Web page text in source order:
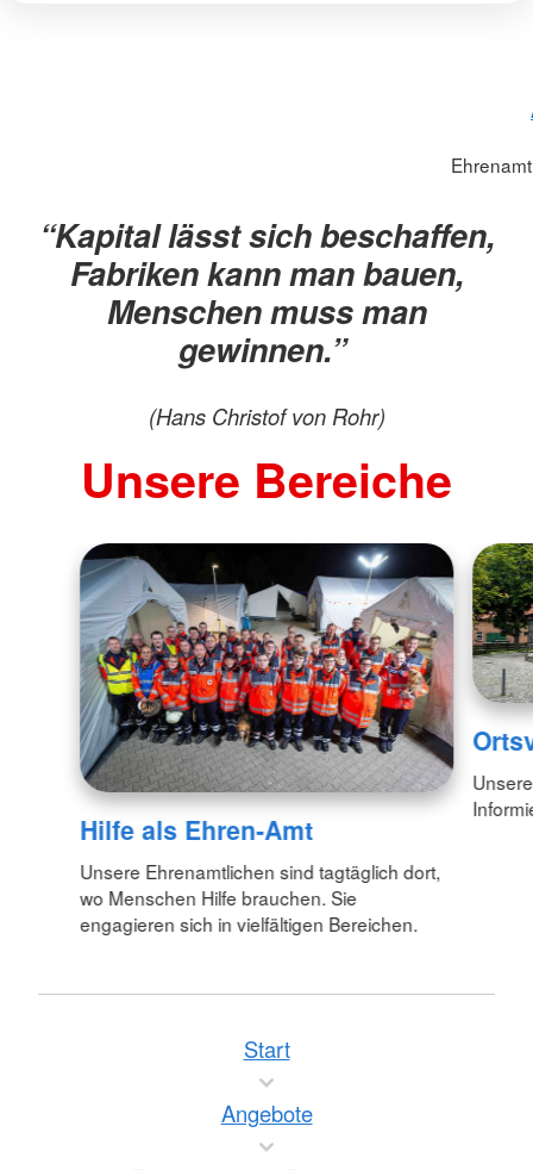
“Kapital lässt sich beschaffen,
Fabriken kann man bauen,
Menschen muss man
gewinnen.”
(Hans Christof von Rohr)
Unsere Bereiche
Hilfe als Ehren-Amt
Unsere Ehrenamtlichen sind tagtäglich dort,
wo Menschen Hilfe brauchen. Sie
engagieren sich in vielfältigen Bereichen.
Start
Angebote